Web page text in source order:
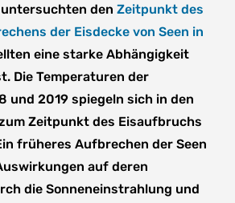
den Zeitpunkt des
der Eisdecke von Seen in
eine starke Abhängigkeit
Die Temperaturen der
und 2019 spiegeln sich in den
Zeitpunkt des Eisaufbruchs
früheres Aufbrechen der Seen
auf deren
die Sonneneinstrahlung und